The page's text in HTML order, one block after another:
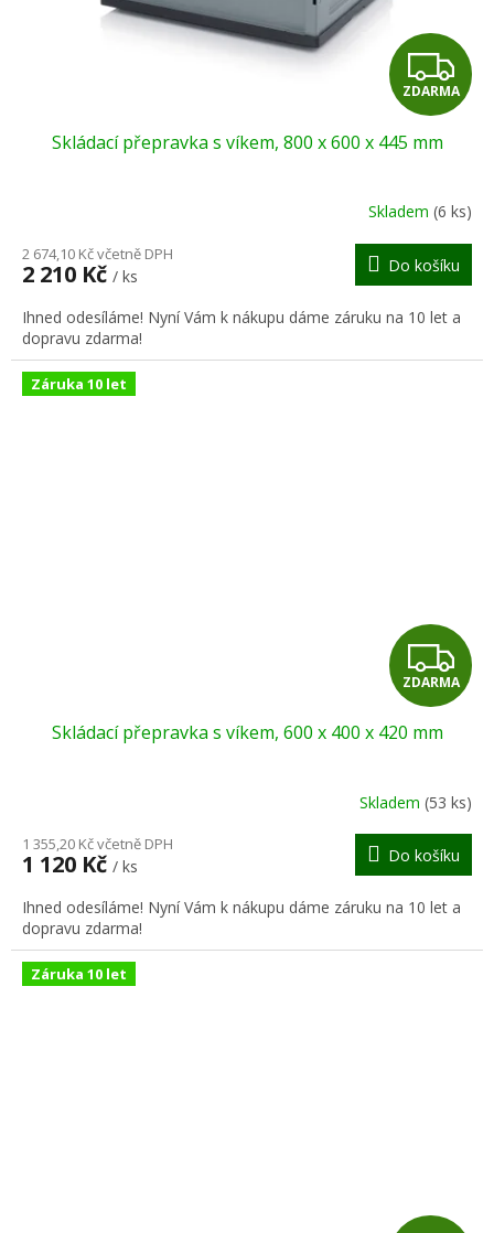
Z
D
R
M
A
ZDARMA
Skládací přepravka s víkem, 800 x 600 x 445 mm
Skladem (6 ks)
2 674,10 Kč včetně DPH
2 210 Kč / ks
Do košíku
Ihned odesíláme! Nyní Vám k nákupu dáme záruku na 10 let a
dopravu zdarma!
Záruka 10 let
Z
D
R
M
A
ZDARMA
Skládací přepravka s víkem, 600 x 400 x 420 mm
Skladem (53 ks)
1 355,20 Kč včetně DPH
1 120 Kč / ks
Do košíku
Ihned odesíláme! Nyní Vám k nákupu dáme záruku na 10 let a
dopravu zdarma!
Záruka 10 let